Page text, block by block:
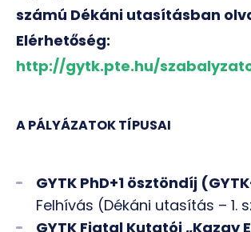
számú Dékáni utasításban
Elérhetőség:
http://gytk.pte.hu/
A PÁLYÁZATOK TÍPUSAI
GYTK PhD+1 ösztöndíj
Felhívás (Dékáni utasítás – 1.
GYTK Fiatal Kutatói „Kazay